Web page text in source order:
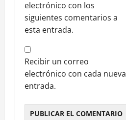
electrónico con los
siguientes comentarios a
esta entrada.
Recibir un correo
electrónico con cada nueva
entrada.